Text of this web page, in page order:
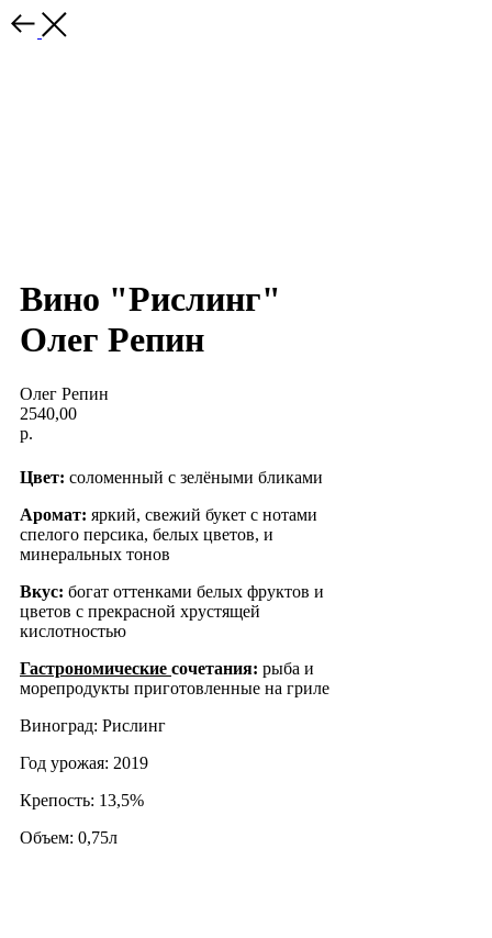
Вино "Рислинг"
Олег Репин
Олег Репин
2540,00
р.
Цвет: соломенный с зелёными бликами
Аромат: яркий, свежий букет с нотами
спелого персика, белых цветов, и
минеральных тонов
Вкус: богат оттенками белых фруктов и
цветов с прекрасной хрустящей
кислотностью
Гастрономические сочетания: рыба и
морепродукты приготовленные на гриле
Виноград: Рислинг
Год урожая: 2019
Крепость: 13,5%
Объем: 0,75л